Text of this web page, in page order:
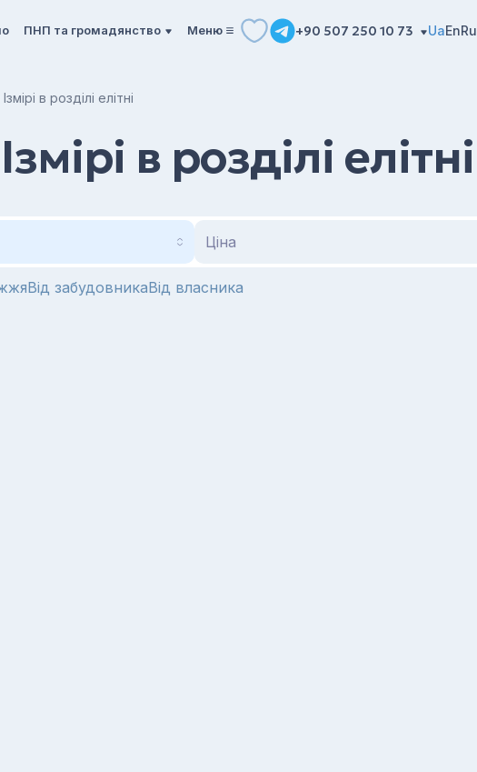
ПНП та громадянство Mеню +90 507 250 10 73 UaEnRu
в розділі елітні
в розділі елітні
Ціна
Від забудовникаВід власника